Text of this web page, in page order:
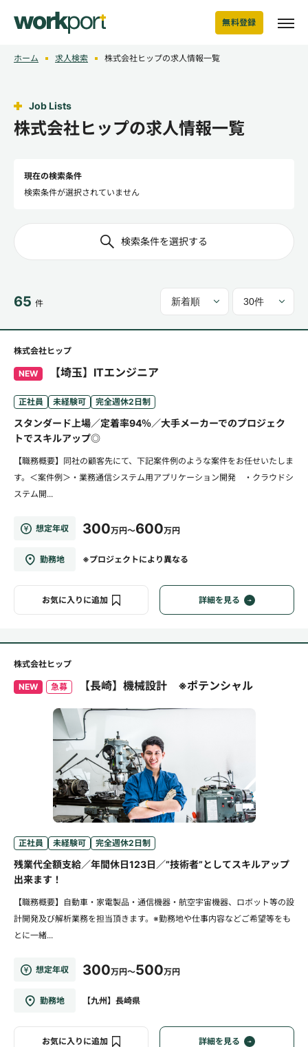
無料登録
ホーム 求人検索 株式会社ヒップの求人情報一覧
Job Lists
株式会社ヒップの求人情報一覧
現在の検索条件
検索条件が選択されていません
検索条件を選択する
65 件
株式会社ヒップ
NEW 【埼玉】ITエンジニア
正社員 未経験可 完全週休2日制
スタンダード上場／定着率94％／大手メーカーでのプロジェク
トでスキルアップ◎
【職務概要】同社の顧客先にて、下記案件例のような案件をお任せいたしま
す。＜案件例＞・業務通信システム用アプリケーション開発 ・クラウドシ
ステム開...
想定年収 300万円～600万円
勤務地 ※プロジェクトにより異なる
お気に入りに追加 詳細を見る
株式会社ヒップ
NEW 急募 【長崎】機械設計 ※ポテンシャル
正社員 未経験可 完全週休2日制
残業代全額支給／年間休日123日／”技術者”としてスキルアップ
出来ます！
【職務概要】自動車・家電製品・通信機器・航空宇宙機器、ロボット等の設
計開発及び解析業務を担当頂きます。※勤務地や仕事内容などご希望等をも
とに一緒...
想定年収 300万円～500万円
勤務地 【九州】長崎県
お気に入りに追加 詳細を見る